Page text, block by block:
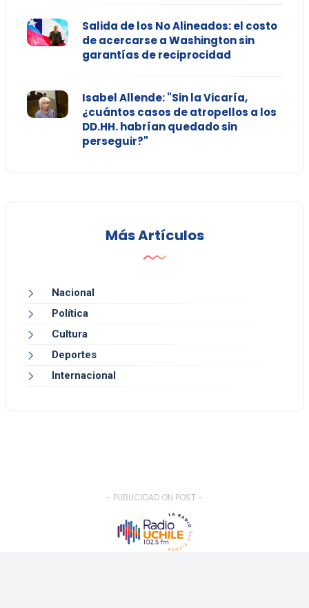
Salida de los No Alineados: el costo
de acercarse a Washington sin
garantías de reciprocidad
Isabel Allende: "Sin la Vicaría,
¿cuántos casos de atropellos a los
DD.HH. habrían quedado sin
perseguir?"
Más Artículos
Nacional
Política
Cultura
Deportes
Internacional
- PUBLICIDAD ON POST -